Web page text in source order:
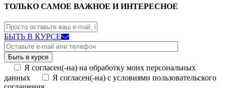
ТОЛЬКО САМОЕ ВАЖНОЕ И ИНТЕРЕСНОЕ
БЫТЬ В КУРСЕ
Я согласен(-на) на обработку моих персональных
данных
Я согласен(-на) с условиями пользовательского